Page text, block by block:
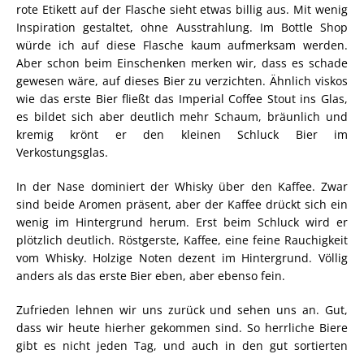
rote Etikett auf der Flasche sieht etwas billig aus. Mit wenig
Inspiration gestaltet, ohne Ausstrahlung. Im Bottle Shop
würde ich auf diese Flasche kaum aufmerksam werden.
Aber schon beim Einschenken merken wir, dass es schade
gewesen wäre, auf dieses Bier zu verzichten. Ähnlich viskos
wie das erste Bier fließt das Imperial Coffee Stout ins Glas,
es bildet sich aber deutlich mehr Schaum, bräunlich und
kremig krönt er den kleinen Schluck Bier im
Verkostungsglas.
In der Nase dominiert der Whisky über den Kaffee. Zwar
sind beide Aromen präsent, aber der Kaffee drückt sich ein
wenig im Hintergrund herum. Erst beim Schluck wird er
plötzlich deutlich. Röstgerste, Kaffee, eine feine Rauchigkeit
vom Whisky. Holzige Noten dezent im Hintergrund. Völlig
anders als das erste Bier eben, aber ebenso fein.
Zufrieden lehnen wir uns zurück und sehen uns an. Gut,
dass wir heute hierher gekommen sind. So herrliche Biere
gibt es nicht jeden Tag, und auch in den gut sortierten